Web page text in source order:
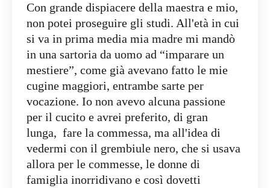
Con grande dispiacere della maestra e mio,
non potei proseguire gli studi. All'età in cui
si va in prima media mia madre mi mandò
in una sartoria da uomo ad “imparare un
mestiere”, come già avevano fatto le mie
cugine maggiori, entrambe sarte per
vocazione. Io non avevo alcuna passione
per il cucito e avrei preferito, di gran
lunga, fare la commessa, ma all'idea di
vedermi con il grembiule nero, che si usava
allora per le commesse, le donne di
famiglia inorridivano e così dovetti